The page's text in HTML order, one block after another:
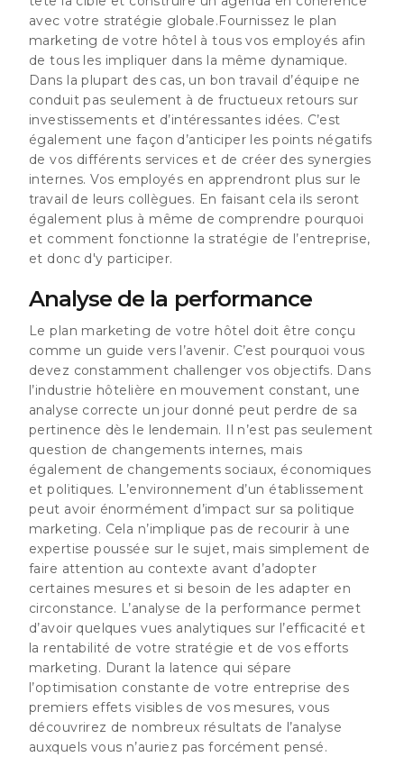
avec votre stratégie globale.Fournissez le plan
marketing de votre hôtel à tous vos employés afin
de tous les impliquer dans la même dynamique.
Dans la plupart des cas, un bon travail d’équipe ne
conduit pas seulement à de fructueux retours sur
investissements et d’intéressantes idées. C’est
également une façon d’anticiper les points négatifs
de vos différents services et de créer des synergies
internes. Vos employés en apprendront plus sur le
travail de leurs collègues. En faisant cela ils seront
également plus à même de comprendre pourquoi
et comment fonctionne la stratégie de l’entreprise,
et donc d'y participer.
Analyse de la performance
Le plan marketing de votre hôtel doit être conçu
comme un guide vers l’avenir. C’est pourquoi vous
devez constamment challenger vos objectifs. Dans
l’industrie hôtelière en mouvement constant, une
analyse correcte un jour donné peut perdre de sa
pertinence dès le lendemain. Il n’est pas seulement
question de changements internes, mais
également de changements sociaux, économiques
et politiques. L’environnement d’un établissement
peut avoir énormément d’impact sur sa politique
marketing. Cela n’implique pas de recourir à une
expertise poussée sur le sujet, mais simplement de
faire attention au contexte avant d’adopter
certaines mesures et si besoin de les adapter en
circonstance. L’analyse de la performance permet
d’avoir quelques vues analytiques sur l’efficacité et
la rentabilité de votre stratégie et de vos efforts
marketing. Durant la latence qui sépare
l’optimisation constante de votre entreprise des
premiers effets visibles de vos mesures, vous
découvrirez de nombreux résultats de l’analyse
auxquels vous n’auriez pas forcément pensé.